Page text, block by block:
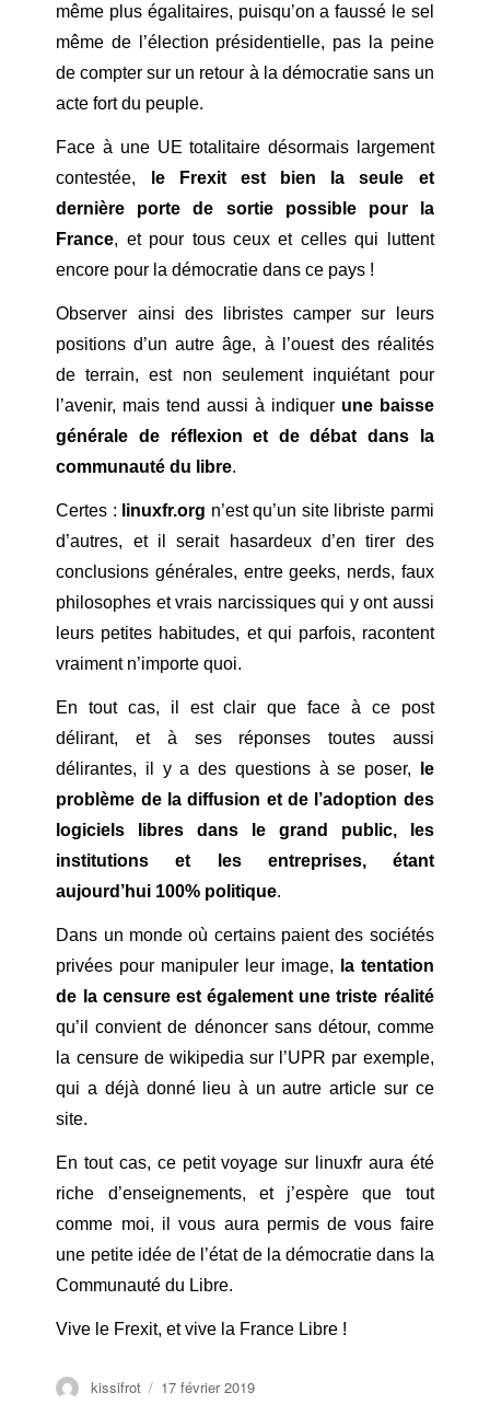
même plus égalitaires, puisqu’on a faussé le sel
même de l’élection présidentielle, pas la peine
de compter sur un retour à la démocratie sans un
acte fort du peuple.
Face à une UE totalitaire désormais largement
contestée,
le Frexit est bien la seule et
dernière porte de sortie possible pour la
France, et pour tous ceux et celles qui luttent
encore pour la démocratie dans ce pays !
Observer ainsi des libristes camper sur leurs
positions d’un autre âge, à l’ouest des réalités
de terrain, est non seulement inquiétant pour
l’avenir, mais tend aussi à indiquer une baisse
générale de réflexion et de débat dans la
communauté du libre.
Certes : linuxfr.org n’est qu’un site libriste parmi
d’autres, et il serait hasardeux d’en tirer des
conclusions générales, entre geeks, nerds, faux
philosophes et vrais narcissiques qui y ont aussi
leurs petites habitudes, et qui parfois, racontent
vraiment n’importe quoi.
En tout cas, il est clair que face à ce post
délirant, et à ses réponses toutes aussi
délirantes, il y a des questions à se poser,
le
problème de la diffusion et de l’adoption des
logiciels libres dans le grand public, les
institutions et les entreprises, étant
aujourd’hui 100% politique.
Dans un monde où certains paient des sociétés
privées pour manipuler leur image,
la tentation
de la censure est également une triste réalité
qu’il convient de dénoncer sans détour, comme
la censure de wikipedia sur l’UPR par exemple,
qui a déjà donné lieu à un autre article sur ce
site.
En tout cas, ce petit voyage sur linuxfr aura été
riche d’enseignements, et j’espère que tout
comme moi, il vous aura permis de vous faire
une petite idée de l’état de la démocratie dans la
Communauté du Libre.
Vive le Frexit, et vive la France Libre !
Auteur
kissifrot
Publié
17 février 2019